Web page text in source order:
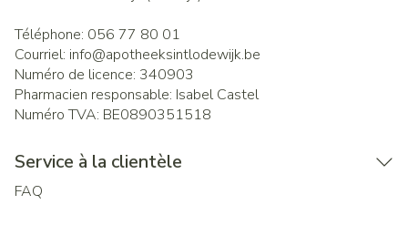
Téléphone: 056 77 80 01
Courriel: info@apotheeksintlodewijk.be
Numéro de licence: 340903
Pharmacien responsable: Isabel Castel
Numéro TVA: BE0890351518
Service à la clientèle
FAQ